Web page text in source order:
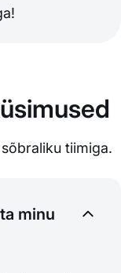
tiimiga.
minu